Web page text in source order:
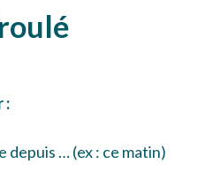
:
depuis … (ex : ce matin)